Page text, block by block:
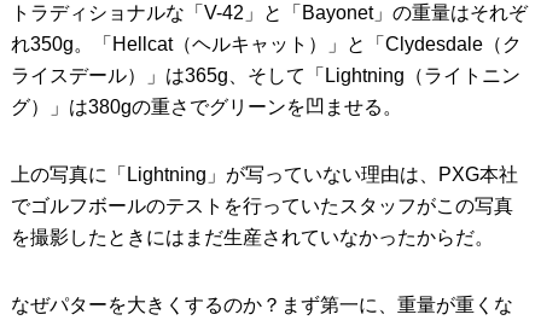
トラディショナルな「V-42」と「Bayonet」の重量はそれぞ
れ350g。「Hellcat（ヘルキャット）」と「Clydesdale（ク
ライスデール）」は365g、そして「Lightning（ライトニン
グ）」は380gの重さでグリーンを凹ませる。
上の写真に「Lightning」が写っていない理由は、PXG本社
でゴルフボールのテストを行っていたスタッフがこの写真
を撮影したときにはまだ生産されていなかったからだ。
なぜパターを大きくするのか？まず第一に、重量が重くな